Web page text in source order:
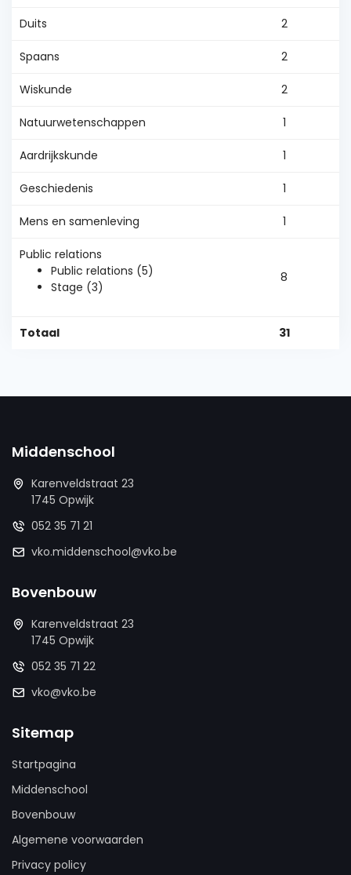
Duits 2
Spaans 2
Wiskunde 2
Natuurwetenschappen 1
Aardrijkskunde 1
Geschiedenis 1
Mens en samenleving 1
Public relations
Public relations (5)
Stage (3)
8
Totaal 31
Middenschool
Karenveldstraat 23
1745 Opwijk
052 35 71 21
vko.middenschool@vko.be
Bovenbouw
Karenveldstraat 23
1745 Opwijk
052 35 71 22
vko@vko.be
Sitemap
Startpagina
Middenschool
Bovenbouw
Algemene voorwaarden
Privacy policy